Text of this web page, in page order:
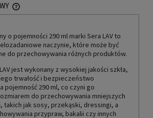
EWENTUALNYCH KOSZTÓW PŁATNOŚCI
o pojemności 290 ml marki Sera LAV to
naczynie, które może być
do przechowywania różnych produktów.
jest wykonany z wysokiej jakości szkła,
trwałość i bezpieczeństwo
pojemność 290 ml, co czyni go
do przechowywania mniejszych
takich jak sosy, przekąski, dressingi, a
przypraw, bakalii czy innych